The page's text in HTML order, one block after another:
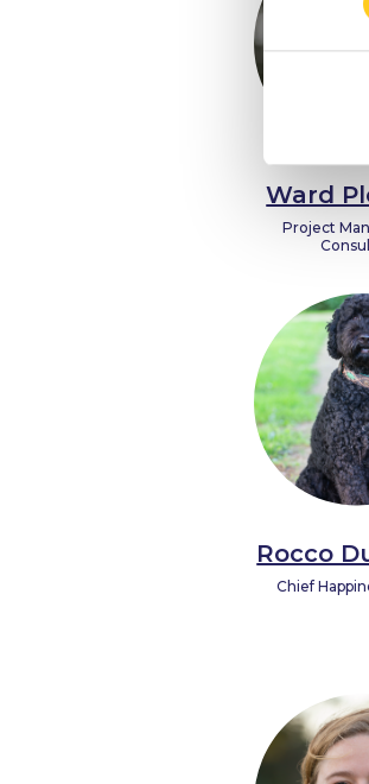
Ward
Project
Rocco
Chief